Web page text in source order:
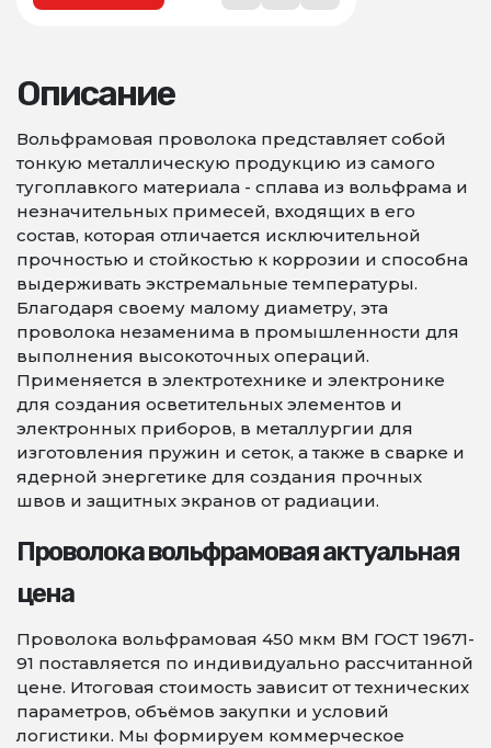
Описание
Вольфрамовая проволока представляет собой
тонкую металлическую продукцию из самого
тугоплавкого материала - сплава из вольфрама и
незначительных примесей, входящих в его
состав, которая отличается исключительной
прочностью и стойкостью к коррозии и способна
выдерживать экстремальные температуры.
Благодаря своему малому диаметру, эта
проволока незаменима в промышленности для
выполнения высокоточных операций.
Применяется в электротехнике и электронике
для создания осветительных элементов и
электронных приборов, в металлургии для
изготовления пружин и сеток, а также в сварке и
ядерной энергетике для создания прочных
швов и защитных экранов от радиации.
Проволока вольфрамовая актуальная
цена
Проволока вольфрамовая 450 мкм ВМ ГОСТ 19671-
91 поставляется по индивидуально рассчитанной
цене. Итоговая стоимость зависит от технических
параметров, объёмов закупки и условий
логистики. Мы формируем коммерческое